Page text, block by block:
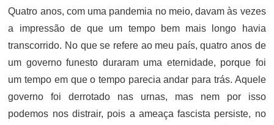
Quatro anos, com uma pandemia no meio, davam às vezes
a impressão de que um tempo bem mais longo havia
transcorrido. No que se refere ao meu país, quatro anos de
um governo funesto duraram uma eternidade, porque foi
um tempo em que o tempo parecia andar para trás. Aquele
governo foi derrotado nas urnas, mas nem por isso
podemos nos distrair, pois a ameaça fascista persiste, no